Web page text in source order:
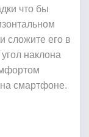
что бы
сложите его в
наклона
смартфоне.